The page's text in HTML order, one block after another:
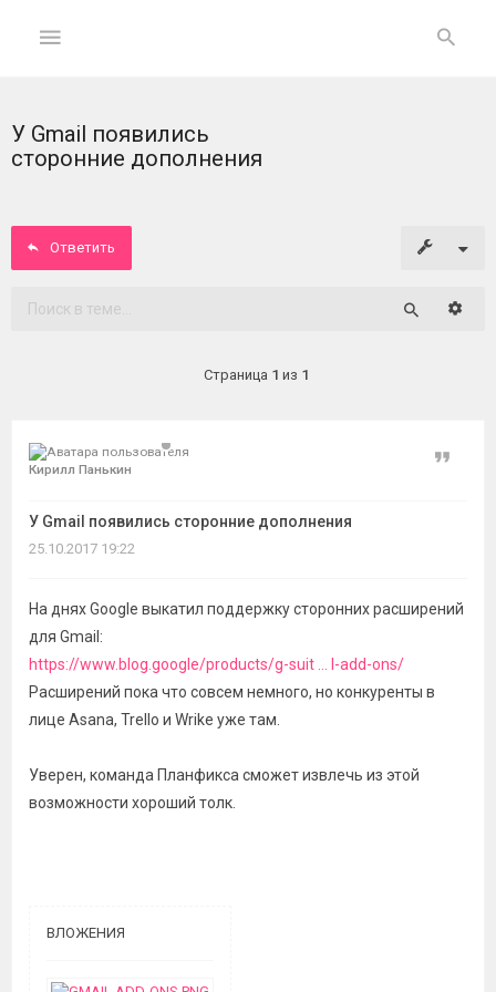
ГЛАВНАЯ
Вход
У Gmail появились
сторонние дополнения
Ответить
Страница 1 из 1
Кирилл Панькин
У Gmail появились сторонние дополнения
Цитата
25.10.2017 19:22
На днях Google выкатил поддержку сторонних расширений
для Gmail:
https://www.blog.google/products/g-suit ... l-add-ons/
Расширений пока что совсем немного, но конкуренты в
лице Asana, Trello и Wrike уже там.
Уверен, команда Планфикса сможет извлечь из этой
возможности хороший толк.
ВЛОЖЕНИЯ